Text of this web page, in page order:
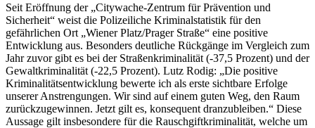
Seit Eröffnung der „Citywache-Zentrum für Prävention und
Sicherheit“ weist die Polizeiliche Kriminalstatistik für den
gefährlichen Ort „Wiener Platz/Prager Straße“ eine positive
Entwicklung aus. Besonders deutliche Rückgänge im Vergleich zum
Jahr zuvor gibt es bei der Straßenkriminalität (-37,5 Prozent) und der
Gewaltkriminalität (-22,5 Prozent). Lutz Rodig: „Die positive
Kriminalitätsentwicklung bewerte ich als erste sichtbare Erfolge
unserer Anstrengungen. Wir sind auf einem guten Weg, den Raum
zurückzugewinnen. Jetzt gilt es, konsequent dranzubleiben.“ Diese
Aussage gilt insbesondere für die Rauschgiftkriminalität, welche um